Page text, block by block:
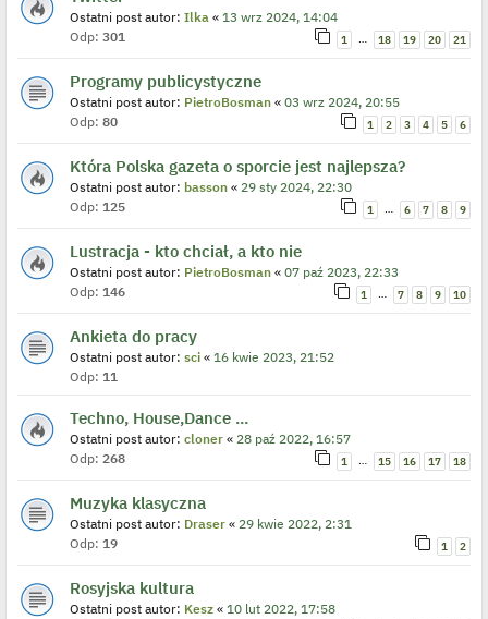
Ostatni post autor: Ilka « 13 wrz 2024, 14:04
Odp: 301 1 … 18 19 20 21
Programy publicystyczne
Ostatni post autor: PietroBosman « 03 wrz 2024, 20:55
Odp: 80 1 2 3 4 5 6
Która Polska gazeta o sporcie jest najlepsza?
Ostatni post autor: basson « 29 sty 2024, 22:30
Odp: 125 1 … 6 7 8 9
Lustracja - kto chciał, a kto nie
Ostatni post autor: PietroBosman « 07 paź 2023, 22:33
Odp: 146 1 … 7 8 9 10
Ankieta do pracy
Ostatni post autor: sci « 16 kwie 2023, 21:52
Odp: 11
Techno, House,Dance ...
Ostatni post autor: cloner « 28 paź 2022, 16:57
Odp: 268 1 … 15 16 17 18
Muzyka klasyczna
Ostatni post autor: Draser « 29 kwie 2022, 2:31
Odp: 19 1 2
Rosyjska kultura
Ostatni post autor: Kesz « 10 lut 2022, 17:58